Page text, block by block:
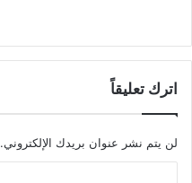
اترك تعليقاً
لن يتم نشر عنوان بريدك الإلكتروني.